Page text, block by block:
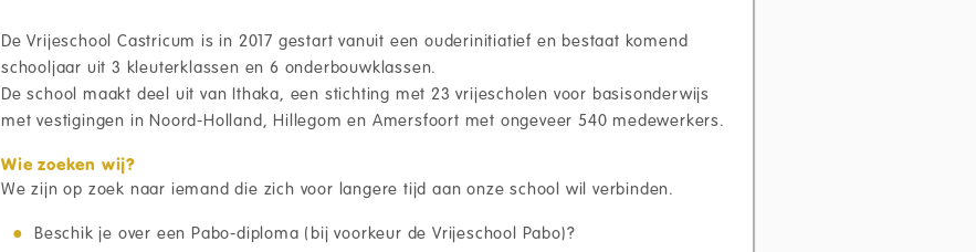
De Vrijeschool Castricum is in 2017 gestart vanuit een ouderinitiatief en bestaat komend
schooljaar uit 3 kleuterklassen en 6 onderbouwklassen.
De school maakt deel uit van Ithaka, een stichting met 23 vrijescholen voor basisonderwijs
met vestigingen in Noord-Holland, Hillegom en Amersfoort met ongeveer 540 medewerkers.
Wie zoeken wij?
We zijn op zoek naar iemand die zich voor langere tijd aan onze school wil verbinden.
Beschik je over een Pabo-diploma (bij voorkeur de Vrijeschool Pabo)?